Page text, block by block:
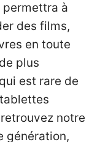
permettra à
des films,
en toute
plus
est rare de
tablettes
notre
génération,